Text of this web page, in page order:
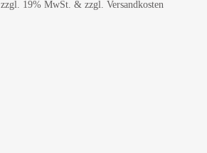
zzgl. 19% MwSt. & zzgl. Versandkosten